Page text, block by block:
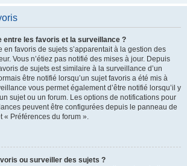
entre les favoris et la surveillance ?
en favoris de sujets s’apparentait à la gestion des
Vous n’étiez pas notifié des mises à jour. Depuis
de sujets est similaire à la surveillance d’un
être notifié lorsqu’un sujet favoris a été mis à
vous permet également d’être notifié lorsqu’il y
sujet ou un forum. Les options de notifications pour
peuvent être configurées depuis le panneau de
« Préférences du forum ».
ou surveiller des sujets ?